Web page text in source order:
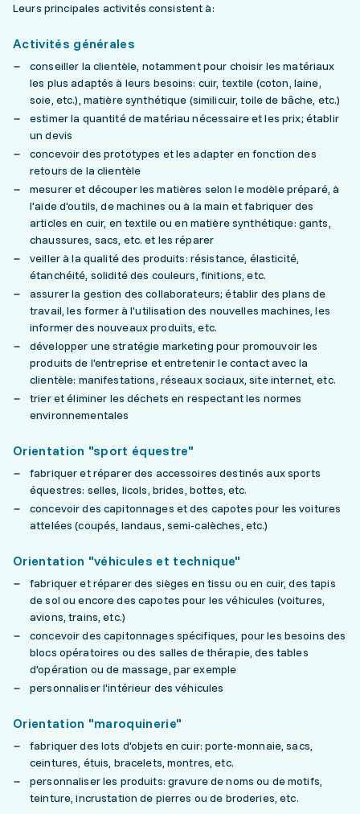
Leurs principales activités consistent à:
Activités générales
conseiller la clientèle, notamment pour choisir les matériaux
les plus adaptés à leurs besoins: cuir, textile (coton, laine,
soie, etc.), matière synthétique (similicuir, toile de bâche, etc.)
estimer la quantité de matériau nécessaire et les prix; établir
un devis
concevoir des prototypes et les adapter en fonction des
retours de la clientèle
mesurer et découper les matières selon le modèle préparé, à
l'aide d'outils, de machines ou à la main et fabriquer des
articles en cuir, en textile ou en matière synthétique: gants,
chaussures, sacs, etc. et les réparer
veiller à la qualité des produits: résistance, élasticité,
étanchéité, solidité des couleurs, finitions, etc.
assurer la gestion des collaborateurs; établir des plans de
travail, les former à l'utilisation des nouvelles machines, les
informer des nouveaux produits, etc.
développer une stratégie marketing pour promouvoir les
produits de l'entreprise et entretenir le contact avec la
clientèle: manifestations, réseaux sociaux, site internet, etc.
trier et éliminer les déchets en respectant les normes
environnementales
Orientation "sport équestre"
fabriquer et réparer des accessoires destinés aux sports
équestres: selles, licols, brides, bottes, etc.
concevoir des capitonnages et des capotes pour les voitures
attelées (coupés, landaus, semi-calèches, etc.)
Orientation "véhicules et technique"
fabriquer et réparer des sièges en tissu ou en cuir, des tapis
de sol ou encore des capotes pour les véhicules (voitures,
avions, trains, etc.)
concevoir des capitonnages spécifiques, pour les besoins des
blocs opératoires ou des salles de thérapie, des tables
d'opération ou de massage, par exemple
personnaliser l'intérieur des véhicules
Orientation "maroquinerie"
fabriquer des lots d'objets en cuir: porte-monnaie, sacs,
ceintures, étuis, bracelets, montres, etc.
personnaliser les produits: gravure de noms ou de motifs,
teinture, incrustation de pierres ou de broderies, etc.